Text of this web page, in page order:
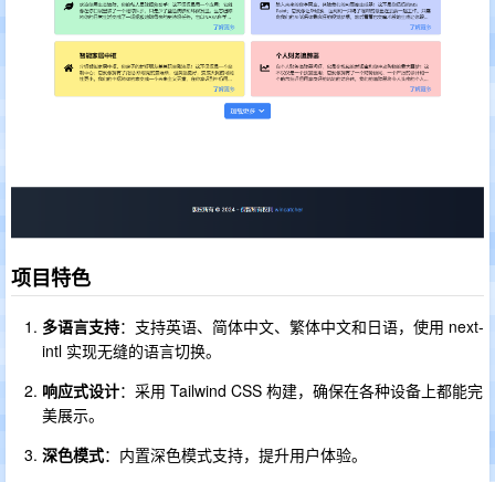
项目特色
多语言支持：支持英语、简体中文、繁体中文和日语，使用 next-
intl 实现无缝的语言切换。
响应式设计：采用 Tailwind CSS 构建，确保在各种设备上都能完
美展示。
深色模式：内置深色模式支持，提升用户体验。